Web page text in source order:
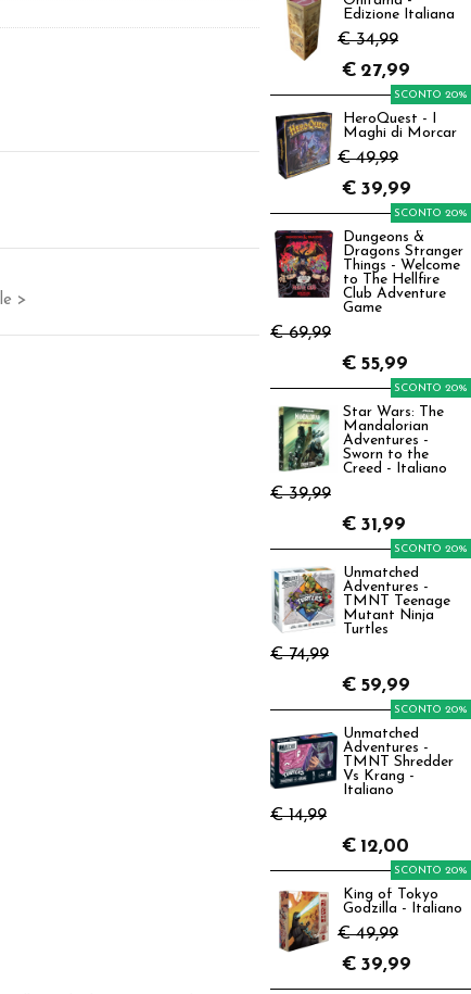
>
Edizione Italiana
€ 34,99
€ 27,99
HeroQuest - I
Maghi di Morcar
€ 49,99
SCONTO 20%
€ 39,99
Dungeons &
Dragons Stranger
Things - Welcome
to The Hellfire
Club Adventure
Game
€ 69,99
SCONTO 20%
€ 55,99
Star Wars: The
Mandalorian
Adventures -
Sworn to the
Creed - Italiano
€ 39,99
SCONTO 20%
€ 31,99
Unmatched
Adventures -
TMNT Teenage
Mutant Ninja
Turtles
€ 74,99
SCONTO 20%
€ 59,99
Unmatched
Adventures -
TMNT Shredder
Vs Krang -
Italiano
€ 14,99
SCONTO 20%
€ 12,00
King of Tokyo
Godzilla - Italiano
€ 49,99
SCONTO 20%
€ 39,99